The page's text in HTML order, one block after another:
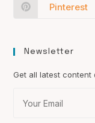
Pinterest
Newsletter
Get all latest content